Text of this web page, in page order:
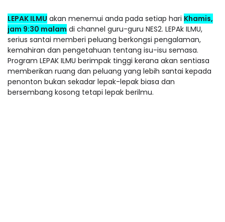
LEPAK ILMU akan menemui anda pada setiap hari Khamis,
jam 9:30 malam di channel guru-guru NES2. LEPAk ILMU,
serius santai memberi peluang berkongsi pengalaman,
kemahiran dan pengetahuan tentang isu-isu semasa.
Program LEPAK ILMU berimpak tinggi kerana akan sentiasa
memberikan ruang dan peluang yang lebih santai kepada
penonton bukan sekadar lepak-lepak biasa dan
bersembang kosong tetapi lepak berilmu.